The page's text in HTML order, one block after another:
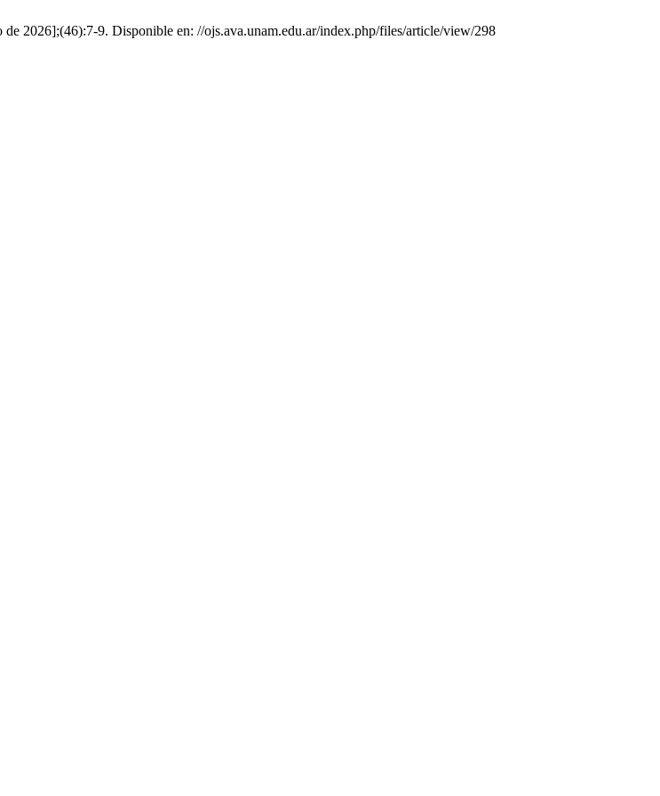
2026];(46):7-9. Disponible en: //ojs.ava.unam.edu.ar/index.php/files/article/view/298